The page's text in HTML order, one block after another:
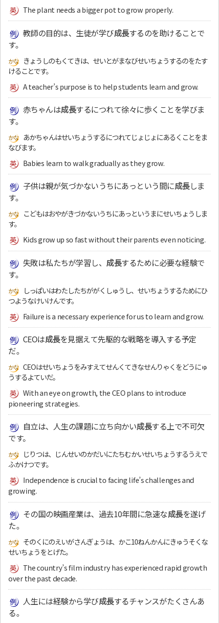
The plant needs a bigger pot to grow properly.
教師の目的は、生徒が学び成長するのを助けることで
す。
きょうしのもくてきは、せいとがまなびせいちょうするのをたす
けることです。
A teacher’s purpose is to help students learn and grow.
赤ちゃんは成長するにつれて徐々に歩くことを学びま
す。
あかちゃんはせいちょうするにつれてじょじょにあるくことをま
なびます。
Babies learn to walk gradually as they grow.
子供は親が気づかないうちにあっという間に成長しま
す。
こどもはおやがきづかないうちにあっというまにせいちょうしま
す。
Kids grow up so fast without their parents even noticing.
失敗は私たちが学習し、 成長するために必要な経験で
す。
しっぱいはわたしたちががくしゅうし、せいちょうするためにひ
つようなけいけんです。
Failure is a necessary experience for us to learn and grow.
CEOは成長を見据えて先駆的な戦略を導入する予定
だ。
CEOはせいちょうをみすえてせんくてきなせんりゃくをどうにゅ
うするよていだ。
With an eye on growth, the CEO plans to introduce
pioneering strategies.
自立は、人生の課題に立ち向かい成長する上で不可欠
です。
じりつは、じんせいのかだいにたちむかいせいちょうするうえで
ふかけつです。
Independence is crucial to facing life’s challenges and
growing.
その国の映画産業は、過去10年間に急速な成長を遂げ
た。
そのくにのえいがさんぎょうは、かこ10ねんかんにきゅうそくな
せいちょうをとげた。
The country’s film industry has experienced rapid growth
over the past decade.
人生には経験から学び成長するチャンスがたくさんあ
る。